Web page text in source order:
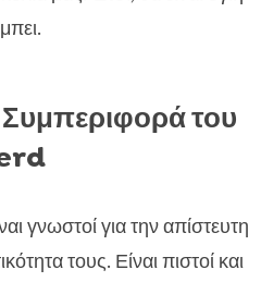
του
γνωστοί για την απίστευτη
τους. Είναι πιστοί και